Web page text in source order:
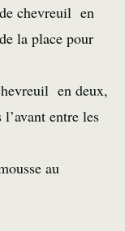
chevreuil en
la place pour
en deux,
entre les
au